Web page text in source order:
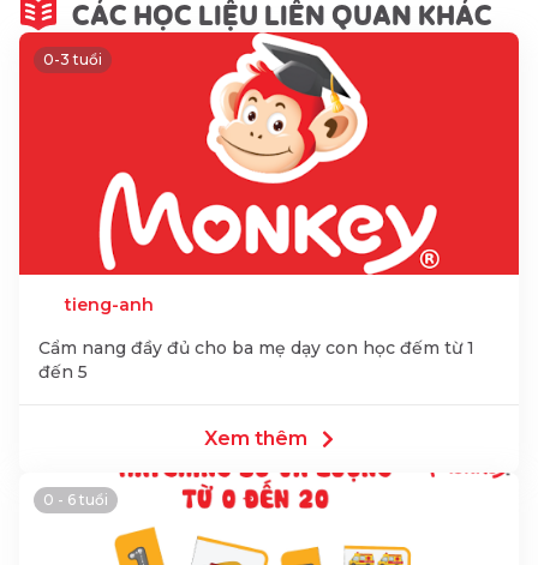
0-3 tuổi
tieng-anh
Cẩm nang đầy đủ cho ba mẹ dạy con học đếm từ 1
đến 5
Xem thêm
0 - 6 tuổi